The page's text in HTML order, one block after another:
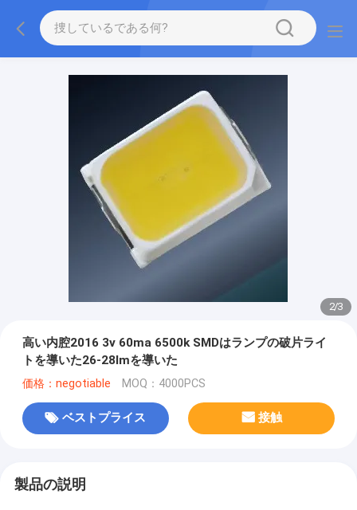
2/3
高い内腔2016 3v 60ma 6500k SMDはランプの破片ライ
トを導いた26-28lmを導いた
価格：negotiable MOQ：4000PCS
ベストプライス 接触
製品の説明